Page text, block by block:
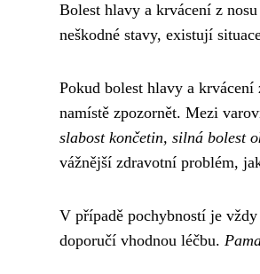
Bolest hlavy a krvácení z
neškodné stavy, existují
Pokud bolest hlavy a krvácení
namístě zpozornět. Mezi
slabost končetin, silná bolest
vážnější zdravotní problém,
V případě pochybností je vždy
doporučí vhodnou léčbu.